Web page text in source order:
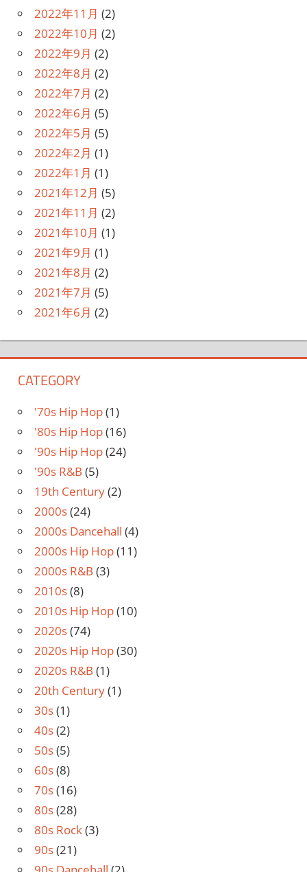
2022年11月 (2)
2022年10月 (2)
2022年9月 (2)
2022年8月 (2)
2022年7月 (2)
2022年6月 (5)
2022年5月 (5)
2022年2月 (1)
2022年1月 (1)
2021年12月 (5)
2021年11月 (2)
2021年10月 (1)
2021年9月 (1)
2021年8月 (2)
2021年7月 (5)
2021年6月 (2)
CATEGORY
'70s Hip Hop(1)
'80s Hip Hop(16)
'90s Hip Hop(24)
'90s R&B (5)
19th Century(2)
2000s(24)
2000s Dancehall (4)
2000s Hip Hop(11)
2000s R&B (3)
2010s(8)
2010s Hip Hop(10)
2020s(74)
2020s Hip Hop(30)
2020s R&B (1)
20th Century(1)
30s(1)
40s(2)
50s(5)
60s(8)
70s(16)
80s(28)
80s Rock(3)
90s(21)